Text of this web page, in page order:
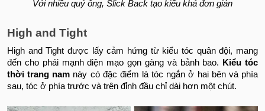
Với nhiều quý ông, Slick Back tạo kiểu khá đơn giản
High and Tight
High and Tight được lấy cảm hứng từ kiểu tóc quân đội, mang
đến cho phái mạnh diện mạo gọn gàng và bảnh bao.
Kiểu tóc
thời trang nam này có đặc điểm là tóc ngắn ở hai bên và phía
sau, tóc ở phía trước và trên đỉnh đầu chỉ dài hơn một chút.